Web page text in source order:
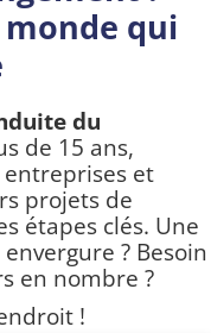
monde qui
du
de 15 ans,
entreprises et
projets de
étapes clés​. Une
? Besoin
en nombre ?
!